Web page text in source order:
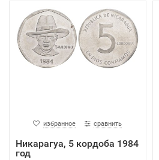
избранное сравнить
Никарагуа, 5 кордоба 1984
год